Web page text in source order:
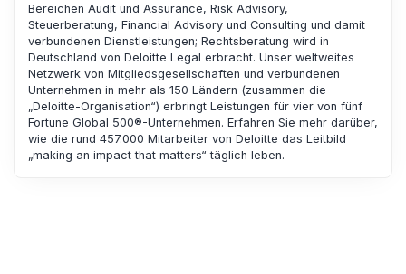
Bereichen Audit und Assurance, Risk Advisory,
Steuerberatung, Financial Advisory und Consulting und damit
verbundenen Dienstleistungen; Rechtsberatung wird in
Deutschland von Deloitte Legal erbracht. Unser weltweites
Netzwerk von Mitgliedsgesellschaften und verbundenen
Unternehmen in mehr als 150 Ländern (zusammen die
„Deloitte-Organisation“) erbringt Leistungen für vier von fünf
Fortune Global 500®-Unternehmen. Erfahren Sie mehr darüber,
wie die rund 457.000 Mitarbeiter von Deloitte das Leitbild
„making an impact that matters“ täglich leben.